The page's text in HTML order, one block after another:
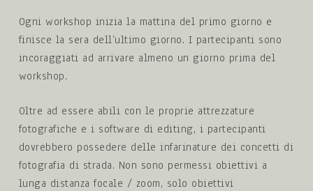
Ogni workshop inizia la mattina del primo giorno e
finisce la sera dell’ultimo giorno. I partecipanti sono
incoraggiati ad arrivare almeno un giorno prima del
workshop.
Oltre ad essere abili con le proprie attrezzature
fotografiche e i software di editing, i partecipanti
dovrebbero possedere delle infarinature dei concetti di
fotografia di strada. Non sono permessi obiettivi a
lunga distanza focale / zoom, solo obiettivi